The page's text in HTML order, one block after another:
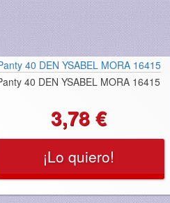
40 DEN YSABEL MORA 16415
3,78 €
¡Lo quiero!